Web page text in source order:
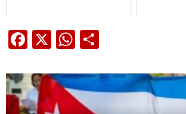
Facebook
X WhatsApp